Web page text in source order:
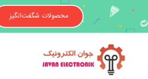
content
محصولات شگفت‌انگیز